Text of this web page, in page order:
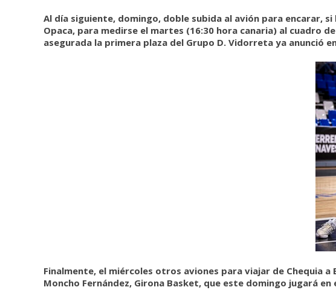
Al día siguiente, domingo, doble subida al avión para encarar,
Opaca, para medirse el martes (16:30 hora canaria) al cuadro
asegurada la primera plaza del Grupo D. Vidorreta ya anunció
Finalmente, el miércoles otros aviones para viajar de Chequia
Moncho Fernández, Girona Basket, que este domingo jugará